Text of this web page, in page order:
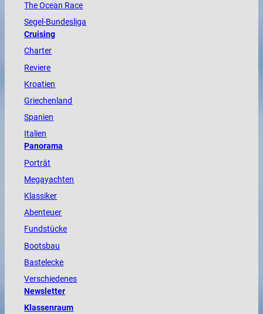
TheOcean Race
Segel-Bundesliga
Cruising
Charter
Reviere
Kroatien
Griechenland
Spanien
Italien
Panorama
Porträt
Megayachten
Klassiker
Abenteuer
Fundstücke
Bootsbau
Bastelecke
Verschiedenes
Newsletter
Klassenraum